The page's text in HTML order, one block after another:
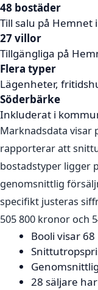
48 bostäder
Till salu på Hemnet
27 villor
Tillgängliga på
Flera typer
Lägenheter,
Söderbärke
Inkluderat i
Marknadsdata visar
rapporterar att
bostadstyper ligger
genomsnittlig
specifikt justeras
505 800 kronor och
Booli visar
28 säljare